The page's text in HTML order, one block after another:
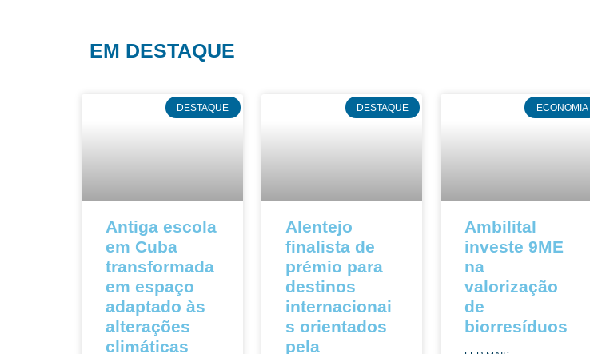
EM DESTAQUE
DESTAQUE
Antiga escola
em Cuba
transformada
em espaço
adaptado às
alterações
climáticas
DESTAQUE
Alentejo
finalista de
prémio para
destinos
internacionai
s orientados
pela
ECONOMIA
Ambilital
investe 9ME
na
valorização
de
biorresíduos